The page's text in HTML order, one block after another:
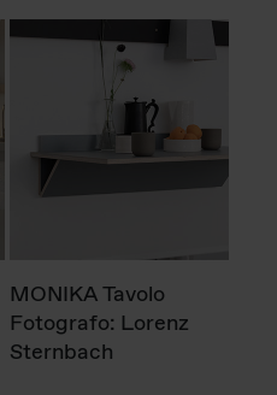
MONIKA Tavolo
Fotografo: Lorenz
Sternbach